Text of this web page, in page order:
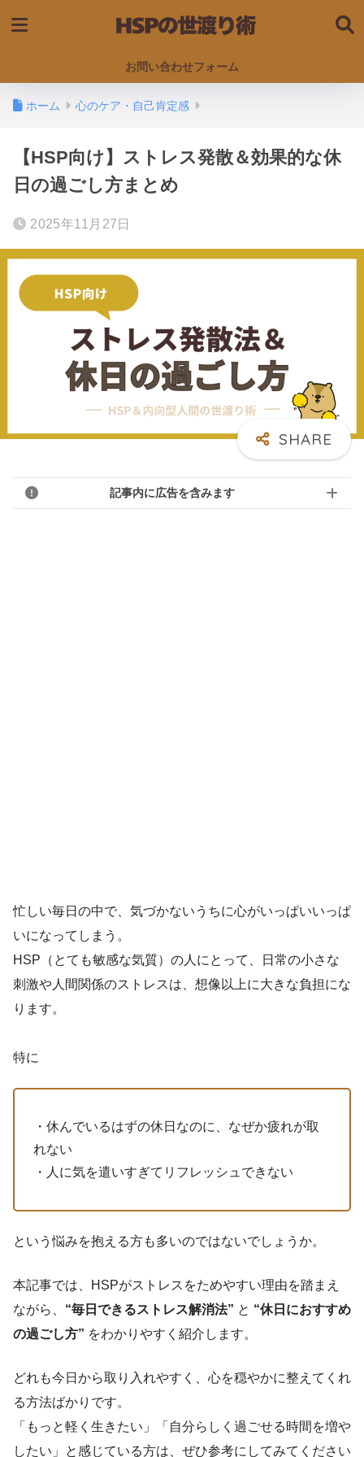
お問い合わせフォーム
ホーム 心のケア・自己肯定感
【HSP向け】ストレス発散＆効果的な休
日の過ごし方まとめ
2025年11月27日
記事内に広告を含みます
忙しい毎日の中で、気づかないうちに心がいっぱいいっぱ
いになってしまう。
HSP（とても敏感な気質）の人にとって、日常の小さな
刺激や人間関係のストレスは、想像以上に大きな負担にな
ります。
特に
・休んでいるはずの休日なのに、なぜか疲れが取
れない
・人に気を遣いすぎてリフレッシュできない
という悩みを抱える方も多いのではないでしょうか。
本記事では、HSPがストレスをためやすい理由を踏まえ
ながら、 “毎日できるストレス解消法” と “休日におすすめ
の過ごし方” をわかりやすく紹介します。
どれも今日から取り入れやすく、心を穏やかに整えてくれ
る方法ばかりです。
「もっと軽く生きたい」「自分らしく過ごせる時間を増や
したい」と感じている方は、ぜひ参考にしてみてください